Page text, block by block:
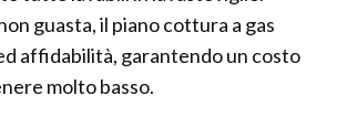
guasta, il piano cottura a gas
affidabilità, garantendo un costo
molto basso.